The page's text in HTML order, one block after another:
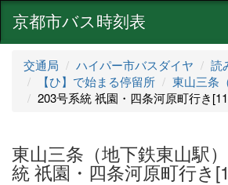
京都市バス時刻表
交通局 ハイパー市バスダイヤ
読
【ひ】で始まる停留所
東山三条
203号系統 祇園・四条河原町行き
東山三条（地下鉄東山駅
統 祇園・四条河原町行き